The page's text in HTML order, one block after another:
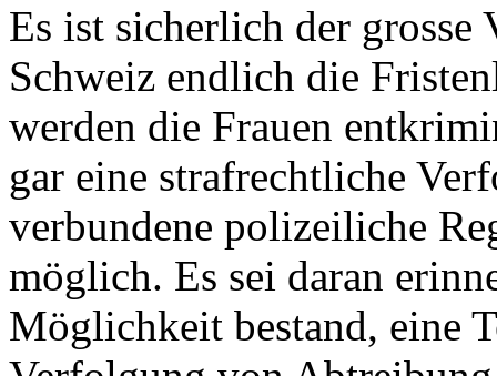
Es ist sicherlich der grosse
Schweiz endlich die
werden die Frauen
gar eine strafrechtliche
verbundene polizeiliche
möglich. Es sei daran
Möglichkeit bestand, eine